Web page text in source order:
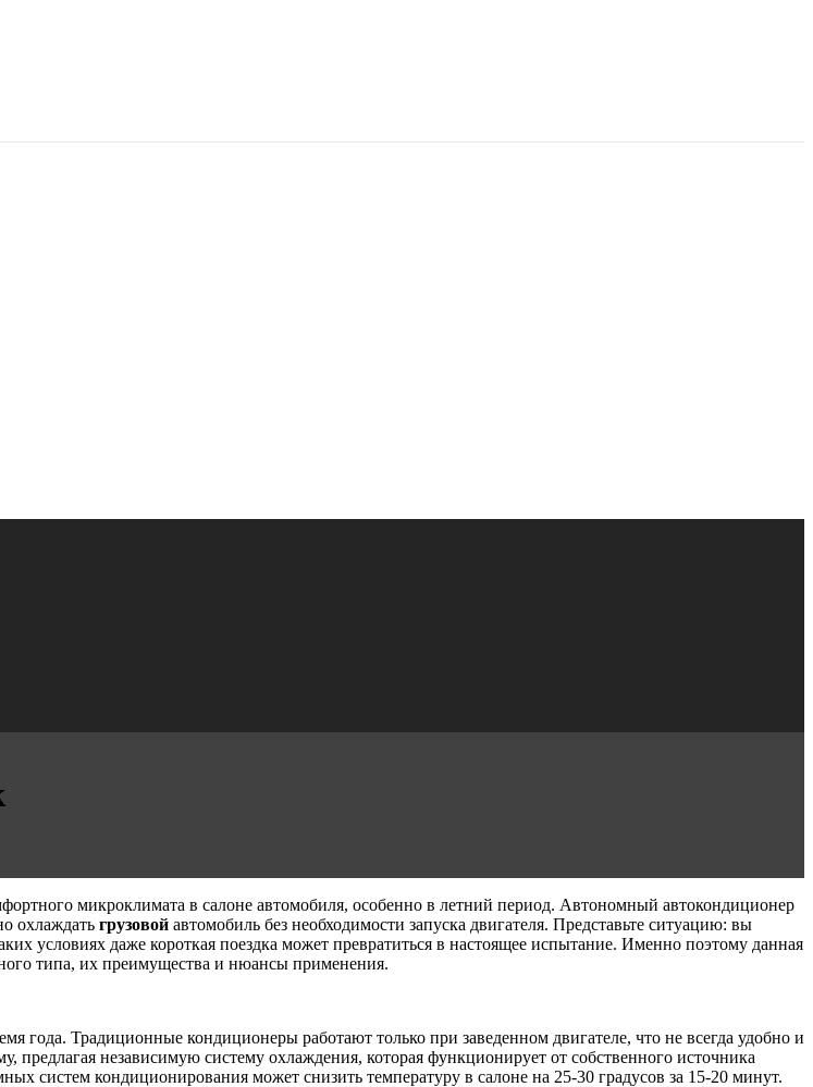
микроклимата в салоне автомобиля, особенно в летний период. Автономный автокондиционер
охлаждать грузовой автомобиль без необходимости запуска двигателя. Представьте ситуацию: вы
условиях даже короткая поездка может превратиться в настоящее испытание. Именно поэтому данная
типа, их преимущества и нюансы применения.
года. Традиционные кондиционеры работают только при заведенном двигателе, что не всегда удобно и
независимую систему охлаждения, которая функционирует от собственного источника
систем кондиционирования может снизить температуру в салоне на 25-30 градусов за 15-20 минут.